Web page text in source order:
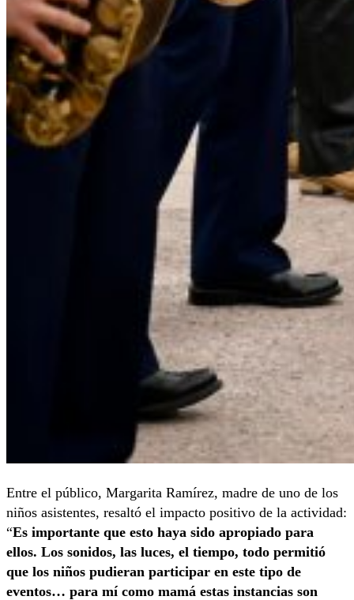
Entre el público, Margarita Ramírez, madre de uno de los
niños asistentes, resaltó el impacto positivo de la actividad:
“Es importante que esto haya sido apropiado para
ellos. Los sonidos, las luces, el tiempo, todo permitió
que los niños pudieran participar en este tipo de
eventos… para mí como mamá estas instancias son